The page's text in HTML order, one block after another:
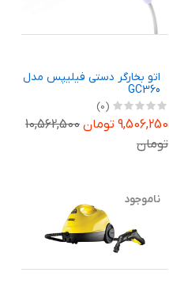
اتو بخارگر دستی فیلیپس مدل
GC360
(0)
9,506,250 تومان
10,562,500
تومان
ناموجود